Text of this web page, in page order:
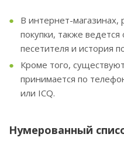
В интернет-магазинах,
покупки, также
песетителя и история
Кроме того,
принимается по
или ICQ.
Нумерованный